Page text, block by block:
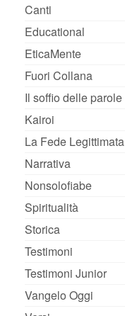
Canti
Educational
EticaMente
Fuori Collana
Il soffio delle parole
Kairoi
La Fede Legittimata
Narrativa
Nonsolofiabe
Spiritualità
Storica
Testimoni
Testimoni Junior
Vangelo Oggi